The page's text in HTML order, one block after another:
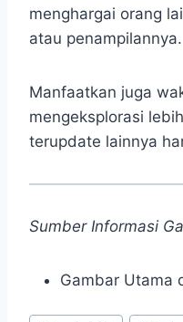
menghargai orang
atau penampilannya.
Manfaatkan juga
mengeksplorasi
terupdate lainnya
Sumber Informasi
Gambar Utama